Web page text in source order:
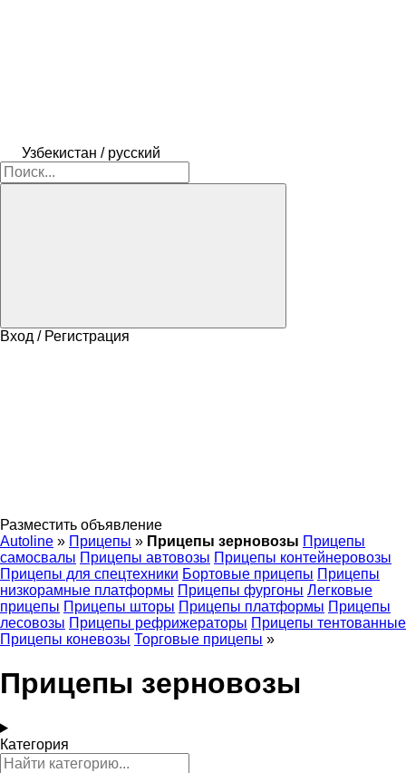
Узбекистан / русский
Вход / Регистрация
Разместить объявление
Autoline » Прицепы » Прицепы зерновозы Прицепы
самосвалы Прицепы автовозы Прицепы контейнеровозы
Прицепы для спецтехники Бортовые прицепы Прицепы
низкорамные платформы Прицепы фургоны Легковые
прицепы Прицепы шторы Прицепы платформы Прицепы
лесовозы Прицепы рефрижераторы Прицепы тентованные
Прицепы коневозы Торговые прицепы »
Прицепы зерновозы
Категория